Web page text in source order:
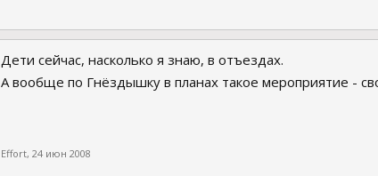
Дети сейчас, насколько я знаю, в отъездах.
А вообще по Гнёздышку в планах такое мероприятие -
Effort, 24 июн 2008